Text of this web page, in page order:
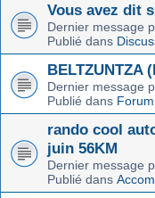
Vous avez dit
Dernier message
Publié dans
BELTZUNTZA
Dernier message
Publié dans
rando cool
juin 56KM
Dernier message
Publié dans